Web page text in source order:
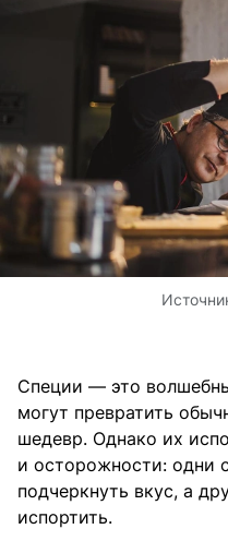
Специи — это
могут превратить
шедевр. Однако их
и осторожности: одни
подчеркнуть вкус, а
испортить.